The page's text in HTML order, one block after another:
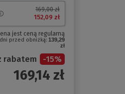
169,00 zł
152,09 zł
jest ceną regularną
przed obniżką: 139,29
zł
rabatem -15%
169,14 zł